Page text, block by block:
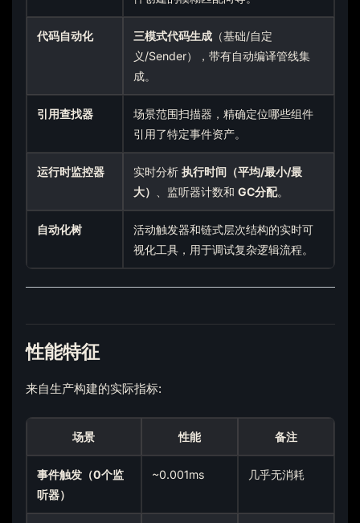
代码自动化 三模式代码生成 （基础/自定
义/Sender），带有自动编译管线集
成。
引用查找器
场景范围扫描器，精确定位哪些组件
引用了特定事件资产。
运行时监控器 实时分析执行时间（平均/最小/最
大）
、监听器计数和GC分配。
自动化树
活动触发器和链式层次结构的实时可
视化工具，用于调试复杂逻辑流程。
性能特征
来自生产构建的实际指标:
场景 性能 备注
事件触发（0个监
听器）
~0.001ms 几乎无消耗